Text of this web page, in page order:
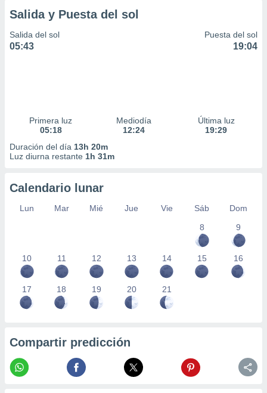
Salida y Puesta del sol
Salida del sol
05:43
Puesta del sol
19:04
Primera luz
05:18
Mediodía
12:24
Última luz
19:29
Duración del día 13h 20m
Luz diurna restante 1h 31m
Calendario lunar
Lun Mar Mié Jue Vie Sáb
Dom
8
9
10 11 12 13 14 15 16
17 18 19 20 21
Compartir predicción